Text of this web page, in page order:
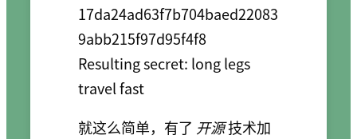
17da24ad63f7b704baed22083
9abb215f97d95f4f8
Resulting secret: long legs
就这么简单，有了 开源技术加